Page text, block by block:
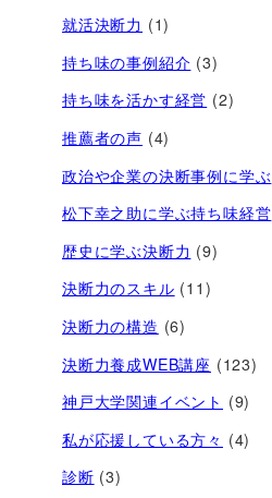
就活決断力 (1)
持ち味の事例紹介 (3)
持ち味を活かす経営​ (2)
推薦者の声 (4)
政治や企業の決断事例に学ぶ
松下幸之助に学ぶ持ち味経営
歴史に学ぶ決断力 (9)
決断力のスキル (11)
決断力の構造 (6)
決断力養成WEB講座 (123)
神戸大学関連イベント (9)
私が応援している方々 (4)
診断 (3)